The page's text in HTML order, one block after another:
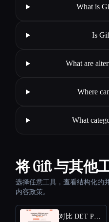
What is
Is
What are
Where
What
将 Gift 与其他
选择任意工具，查看结构化的
内容政策。
对比 DET Practice